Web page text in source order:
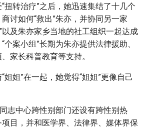
扭转治疗”之后，她迅速集结了十几个
讨如何“救出”朱亦，并协同另一家
以及朱亦家乡当地的社工组织一起达成
个案小组”长期为朱亦提供法律援助、
家长科普教育等支持。
姐姐”在一起，她觉得“姐姐”更像自己
志中心跨性别部门还设有跨性别热
目，并和医学界、法律界、媒体界保